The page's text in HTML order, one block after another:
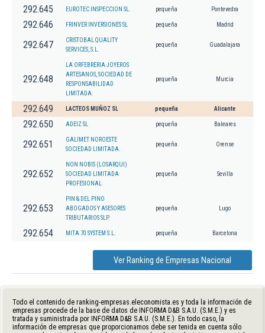
292.645 EUROTEC INSPECCION SL. pequeña Pontevedra
292.646 FRINVER INVERSIONES SL pequeña Madrid
292.647
CRISTOBAL QUALITY
SERVICES, S.L.
pequeña Guadalajara
292.648
LA ORFEBRERIA JOYEROS
ARTESANOS, SOCIEDAD DE
RESPONSABILIDAD
LIMITADA.
pequeña Murcia
292.649 LACTEOS MUÑOZ SL pequeña Alicante
292.650 ADEIZ SL pequeña Baleares
292.651
GALIMET NOROESTE
SOCIEDAD LIMITADA.
pequeña Orense
292.652
NON NOBIS (LOSARQUI)
SOCIEDAD LIMITADA
PROFESIONAL
pequeña Sevilla
292.653
PIN & DEL PINO
ABOGADOS Y ASESORES
TRIBUTARIOS SLP.
pequeña Lugo
292.654 MITA 70 SYSTEM S.L. pequeña Barcelona
Ver Ranking de Empresas Nacional
Todo el contenido de ranking-empresas.eleconomista.es y toda la información de
empresas procede de la base de datos de INFORMA D&B S.A.U. (S.M.E.) y es
tratada y suministrada por INFORMA D&B S.A.U. (S.M.E.). En todo caso, la
información de empresas que proporcionamos debe ser tenida en cuenta sólo